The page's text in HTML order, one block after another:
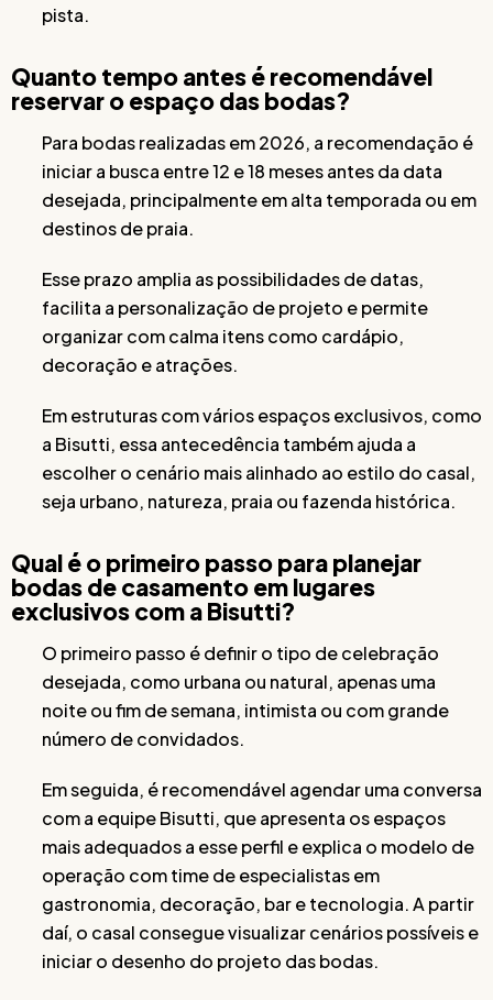
pista.
Quanto tempo antes é recomendável
reservar o espaço das bodas?
Para bodas realizadas em 2026, a recomendação é
iniciar a busca entre 12 e 18 meses antes da data
desejada, principalmente em alta temporada ou em
destinos de praia.
Esse prazo amplia as possibilidades de datas,
facilita a personalização de projeto e permite
organizar com calma itens como cardápio,
decoração e atrações.
Em estruturas com vários espaços exclusivos, como
a Bisutti, essa antecedência também ajuda a
escolher o cenário mais alinhado ao estilo do casal,
seja urbano, natureza, praia ou fazenda histórica.
Qual é o primeiro passo para planejar
bodas de casamento em lugares
exclusivos com a Bisutti?
O primeiro passo é definir o tipo de celebração
desejada, como urbana ou natural, apenas uma
noite ou fim de semana, intimista ou com grande
número de convidados.
Em seguida, é recomendável agendar uma conversa
com a equipe Bisutti, que apresenta os espaços
mais adequados a esse perfil e explica o modelo de
operação com time de especialistas em
gastronomia, decoração, bar e tecnologia. A partir
daí, o casal consegue visualizar cenários possíveis e
iniciar o desenho do projeto das bodas.